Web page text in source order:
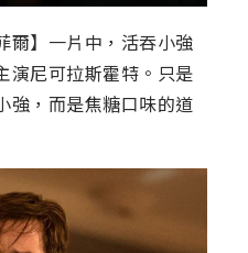
爾】一片中，活吞小強
演尼可拉斯霍特。只是
強，而是焦糖口味的道